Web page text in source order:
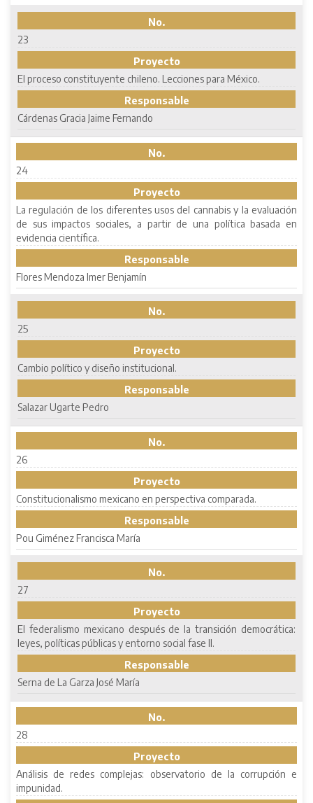
No.
23
Proyecto
El proceso constituyente chileno. Lecciones para México.
Responsable
Cárdenas Gracia Jaime Fernando
No.
24
Proyecto
La regulación de los diferentes usos del cannabis y la evaluación
de sus impactos sociales, a partir de una política basada en
evidencia científica.
Responsable
Flores Mendoza Imer Benjamín
No.
25
Proyecto
Cambio político y diseño institucional.
Responsable
Salazar Ugarte Pedro
No.
26
Proyecto
Constitucionalismo mexicano en perspectiva comparada.
Responsable
Pou Giménez Francisca María
No.
27
Proyecto
El federalismo mexicano después de la transición democrática:
leyes, políticas públicas y entorno social fase II.
Responsable
Serna de La Garza José María
No.
28
Proyecto
Análisis de redes complejas: observatorio de la corrupción e
impunidad.